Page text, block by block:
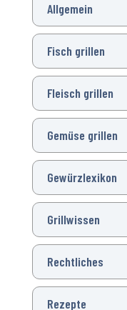
Allgemein
Fisch grillen
Fleisch grillen
Gemüse grillen
Gewürzlexikon
Grillwissen
Rechtliches
Rezepte